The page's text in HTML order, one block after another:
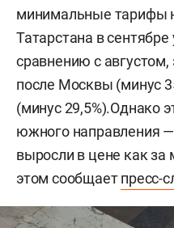
минимальные тарифы
Татарстана в сентябре
сравнению с августом,
после Москвы (минус
(минус 29,5%).Однако
южного направления
выросли в цене как за
этом сообщаетпресс-